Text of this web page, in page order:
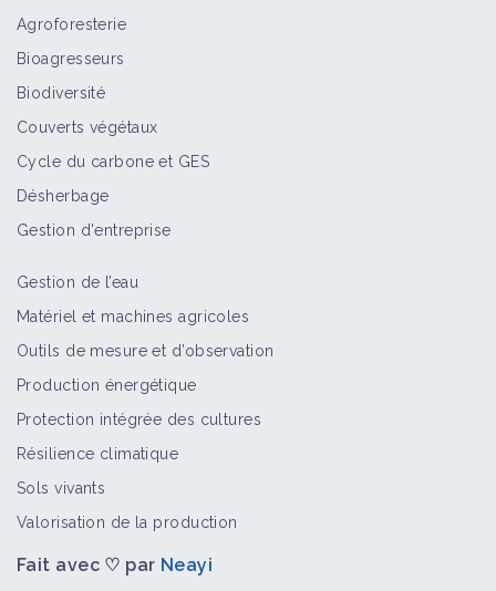
Agroforesterie
Bioagresseurs
Biodiversité
Couverts végétaux
Cycle du carbone et GES
Désherbage
Gestion d'entreprise
Gestion de l’eau
Matériel et machines agricoles
Outils de mesure et d’observation
Production énergétique
Protection intégrée des cultures
Résilience climatique
Sols vivants
Valorisation de la production
Fait avec ♡ par Neayi